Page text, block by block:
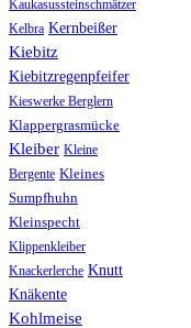
Kaukasussteinschmätzer
Kelbra Kernbeißer
Kiebitz
Kiebitzregenpfeifer
Kieswerke Berglern
Klappergrasmücke
Kleiber Kleine
Bergente Kleines
Sumpfhuhn
Kleinspecht
Klippenkleiber
Knackerlerche Knutt
Knäkente
Kohlmeise